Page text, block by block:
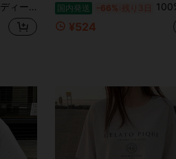
太陽ロゴプリント ゆったりシルエット カジュアルアウトドアスタイル 国内発送 -66% 残り3日 100%コットン レディース半袖 夏服y2kスタイルトップ レディースカジュアルプリントTシ
¥524